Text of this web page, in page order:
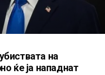
на
ќе ја нападнат